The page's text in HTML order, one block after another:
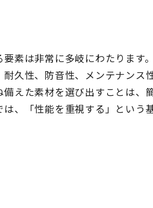
素は非常に多岐にわたります。
久性、防音性、メンテナンス
えた素材を選び出すことは、
は、「性能を重視する」という